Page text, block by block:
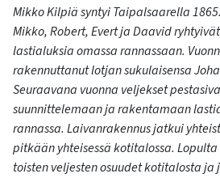
Mikko Kilpiä syntyi Taipalsaarella
Mikko, Robert, Evert ja Daavid
lastialuksia omassa rannassaan.
rakennuttanut lotjan sukulaisensa
Seuraavana vuonna veljekset
suunnittelemaan ja rakentamaan
rannassa. Laivanrakennus jatkui
pitkään yhteisessä kotitalossa.
toisten veljesten osuudet kotitalosta ja